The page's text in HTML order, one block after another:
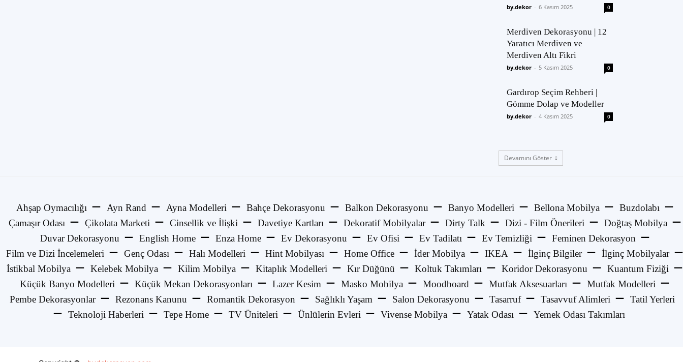
by.dekor - 6 Kasım 2025 0
Merdiven Dekorasyonu | 12
Yaratıcı Merdiven ve
Merdiven Altı Fikri
by.dekor - 5 Kasım 2025 0
Gardırop Seçim Rehberi |
Gömme Dolap ve Modeller
by.dekor - 4 Kasım 2025 0
Devamını Göster
Ahşap Oymacılığı Ayn Rand Ayna Modelleri Bahçe Dekorasyonu Balkon Dekorasyonu Banyo Modelleri Bellona Mobilya
Buzdolabı
Çamaşır Odası
Çikolata Marketi Cinsellik ve İlişki Davetiye Kartları Dekoratif Mobilyalar Dirty Talk Dizi - Film Önerileri
Doğtaş Mobilya
Duvar Dekorasyonu
English Home Enza Home Ev Dekorasyonu Ev Ofisi Ev Tadilatı Ev Temizliği
Feminen Dekorasyon
Film ve Dizi İncelemeleri
Genç Odası Halı Modelleri Hint Mobilyası Home Office İder Mobilya IKEA İlginç Bilgiler
İlginç Mobilyalar
İstikbal Mobilya
Kelebek Mobilya Kilim Mobilya Kitaplık Modelleri Kır Düğünü Koltuk Takımları Koridor Dekorasyonu
Kuantum Fiziği
Küçük Banyo Modelleri
Küçük Mekan Dekorasyonları Lazer Kesim Masko Mobilya Moodboard Mutfak Aksesuarları
Mutfak Modelleri
Pembe Dekorasyonlar
Rezonans Kanunu Romantik Dekorasyon Sağlıklı Yaşam Salon Dekorasyonu Tasarruf Tasavvuf Alimleri
Tatil Yerleri
Teknoloji Haberleri
Tepe Home TV Üniteleri Ünlülerin Evleri Vivense Mobilya Yatak Odası Yemek Odası Takımları